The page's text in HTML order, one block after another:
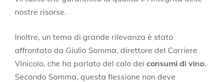
nostre risorse.
Inoltre, un tema di grande rilevanza è stato
affrontato da Giulio Somma, direttore del Corriere
Vinicolo, che ha parlato del calo dei consumi di vino.
Secondo Somma, questa flessione non deve